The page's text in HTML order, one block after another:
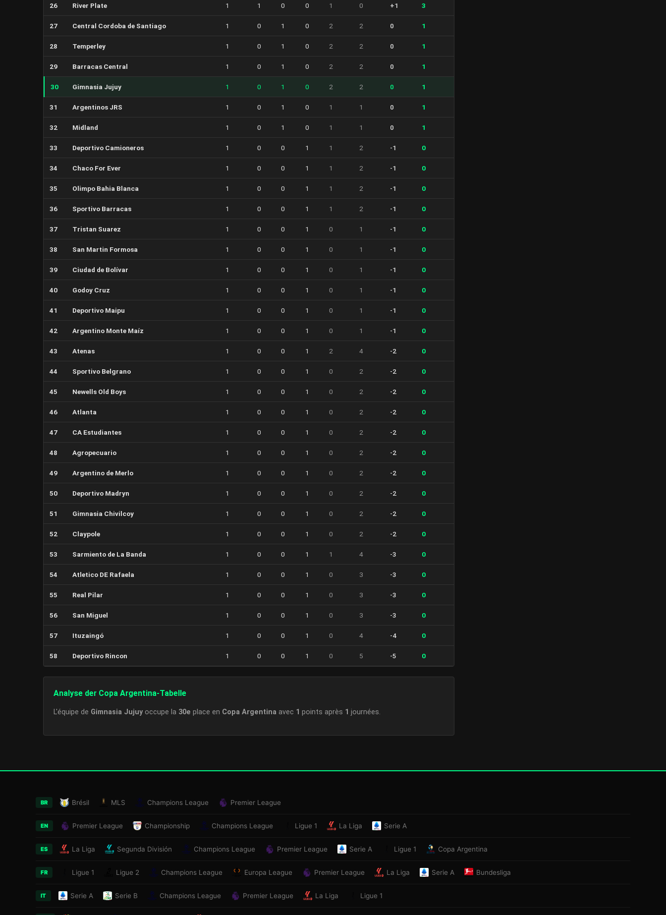
26 River Plate 1 1 0 0 1 0 +1 3
27 Central Cordoba de Santiago 1 0 1 0 2 2 0 1
28 Temperley 1 0 1 0 2 2 0 1
29 Barracas Central 1 0 1 0 2 2 0 1
30 Gimnasia Jujuy 1 0 1 0 2 2 0 1
31 Argentinos JRS 1 0 1 0 1 1 0 1
32 Midland 1 0 1 0 1 1 0 1
33 Deportivo Camioneros 1 0 0 1 1 2 -1 0
34 Chaco For Ever 1 0 0 1 1 2 -1 0
35 Olimpo Bahia Blanca 1 0 0 1 1 2 -1 0
36 Sportivo Barracas 1 0 0 1 1 2 -1 0
37 Tristan Suarez 1 0 0 1 0 1 -1 0
38 San Martin Formosa 1 0 0 1 0 1 -1 0
39 Ciudad de Bolívar 1 0 0 1 0 1 -1 0
40 Godoy Cruz 1 0 0 1 0 1 -1 0
41 Deportivo Maipu 1 0 0 1 0 1 -1 0
42 Argentino Monte Maíz 1 0 0 1 0 1 -1 0
43 Atenas 1 0 0 1 2 4 -2 0
44 Sportivo Belgrano 1 0 0 1 0 2 -2 0
45 Newells Old Boys 1 0 0 1 0 2 -2 0
46 Atlanta 1 0 0 1 0 2 -2 0
47 CA Estudiantes 1 0 0 1 0 2 -2 0
48 Agropecuario 1 0 0 1 0 2 -2 0
49 Argentino de Merlo 1 0 0 1 0 2 -2 0
50 Deportivo Madryn 1 0 0 1 0 2 -2 0
51 Gimnasia Chivilcoy 1 0 0 1 0 2 -2 0
52 Claypole 1 0 0 1 0 2 -2 0
53 Sarmiento de La Banda 1 0 0 1 1 4 -3 0
54 Atletico DE Rafaela 1 0 0 1 0 3 -3 0
55 Real Pilar 1 0 0 1 0 3 -3 0
56 San Miguel 1 0 0 1 0 3 -3 0
57 Ituzaingó 1 0 0 1 0 4 -4 0
58 Deportivo Rincon 1 0 0 1 0 5 -5 0
Analyse der Copa Argentina-Tabelle
L'équipe de Gimnasia Jujuyoccupe la 30e place en Copa Argentina avec 1 points après 1 journées.
BR Brésil MLS Champions League Premier League
EN Premier League Championship Champions League Ligue 1 La Liga Serie A
ES La Liga Segunda División Champions League Premier League Serie A Ligue 1 Copa Argentina
FR Ligue 1 Ligue 2 Champions League Europa League Premier League La Liga Serie A Bundesliga
IT Serie A Serie B Champions League Premier League La Liga Ligue 1